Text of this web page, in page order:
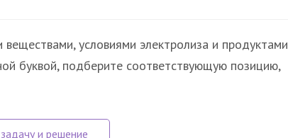
условиями электролиза и продуктами
буквой, подберите соответствующую позицию,